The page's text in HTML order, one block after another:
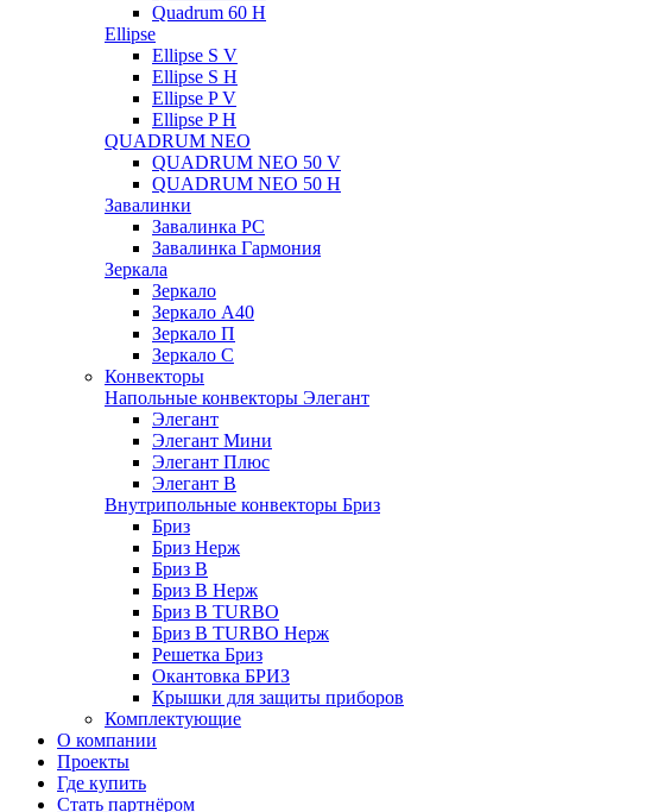
Quadrum 60 H
Ellipse
Ellipse S V
Ellipse S H
Ellipse P V
Ellipse P H
QUADRUM NEO
QUADRUM NEO 50 V
QUADRUM NEO 50 H
Завалинки
Завалинка РС
Завалинка Гармония
Зеркала
Зеркало
Зеркало А40
Зеркало П
Зеркало С
Конвекторы
Напольные конвекторы Элегант
Элегант
Элегант Мини
Элегант Плюс
Элегант В
Внутрипольные конвекторы Бриз
Бриз
Бриз Нерж
Бриз В
Бриз В Нерж
Бриз В TURBO
Бриз В TURBO Нерж
Решетка Бриз
Окантовка БРИЗ
Крышки для защиты приборов
Комплектующие
О компании
Проекты
Где купить
Стать партнёром